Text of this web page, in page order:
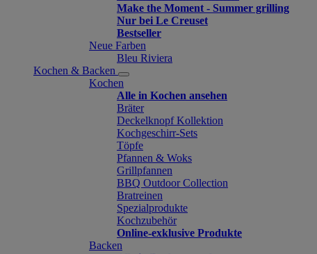
Make the Moment - Summer grilling
Nur bei Le Creuset
Bestseller
Neue Farben
Bleu Riviera
Kochen & Backen
Kochen
Alle in Kochen ansehen
Bräter
Deckelknopf Kollektion
Kochgeschirr-Sets
Töpfe
Pfannen & Woks
Grillpfannen
BBQ Outdoor Collection
Bratreinen
Spezialprodukte
Kochzubehör
Online-exklusive Produkte
Backen